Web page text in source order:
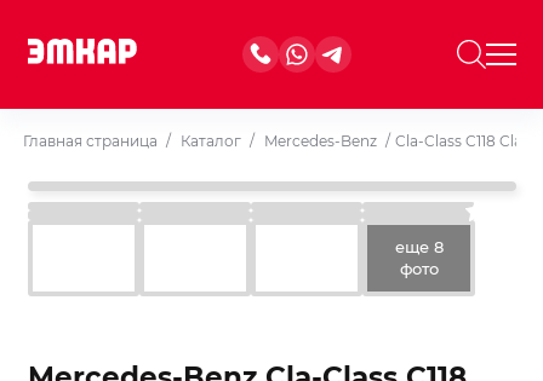
Главная страница / Каталог / Mercedes-Benz / Cla-Class C118
еще 8
фото